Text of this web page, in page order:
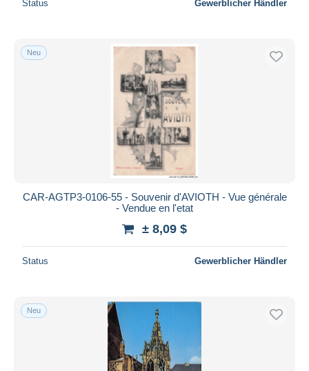
Status Gewerblicher Händler
Neu
CAR-AGTP3-0106-55 - Souvenir d'AVIOTH - Vue générale
- Vendue en l'etat
± 8,09 $
Status Gewerblicher Händler
Neu